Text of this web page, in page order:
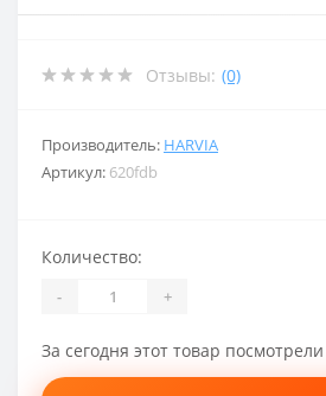
Отзывы: (0)
Производитель: HARVIA
Артикул: 620fdb
Количество:
- +
За сегодня этот товар